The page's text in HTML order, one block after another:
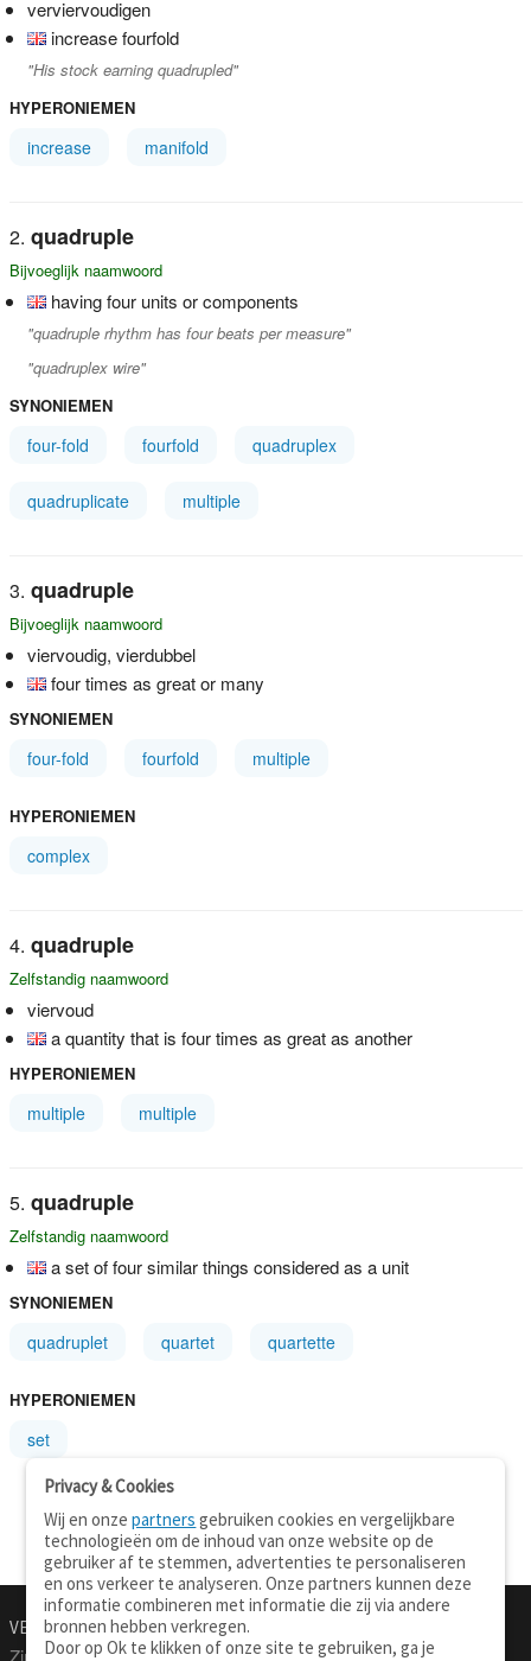
verviervoudigen
increase fourfold
"His stock earning quadrupled"
HYPERONIEMEN
increase manifold
quadruple
Bijvoeglijk naamwoord
having four units or components
"quadruple rhythm has four beats per measure"
"quadruplex wire"
SYNONIEMEN
four-fold fourfold quadruplex
quadruplicate multiple
quadruple
Bijvoeglijk naamwoord
viervoudig, vierdubbel
four times as great or many
SYNONIEMEN
four-fold fourfold multiple
HYPERONIEMEN
complex
quadruple
Zelfstandig naamwoord
viervoud
a quantity that is four times as great as another
HYPERONIEMEN
multiple multiple
quadruple
Zelfstandig naamwoord
a set of four similar things considered as a unit
SYNONIEMEN
quadruplet quartet quartette
HYPERONIEMEN
set
VERTALEN.NU
Zinnen vertalen Over deze site
Privacy & Cookies
Wij en onzepartners gebruiken cookies en vergelijkbare
technologieën om de inhoud van onze website op de
gebruiker af te stemmen, advertenties te personaliseren
en ons verkeer te analyseren. Onze partners kunnen deze
informatie combineren met informatie die zij via andere
bronnen hebben verkregen.
Door op Ok te klikken of onze site te gebruiken, ga je